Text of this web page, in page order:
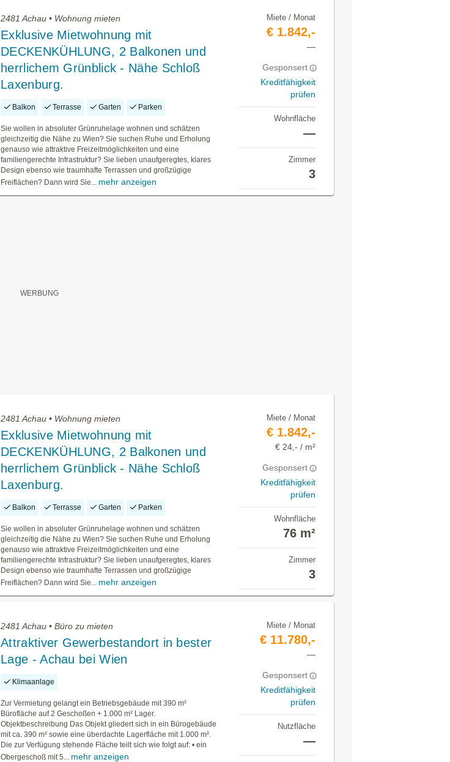
2481 Achau • Wohnung mieten
Exklusive Mietwohnung mit
DECKENKÜHLUNG, 2 Balkonen und
herrlichem Grünblick - Nähe Schloß
Laxenburg.
Balkon Terrasse Garten Parken
Sie wollen in absoluter Grünruhelage wohnen und schätzen
gleichzeitig die Nähe zu Wien? Sie suchen Ruhe und Erholung
genauso wie attraktive Freizeitmöglichkeiten und eine
familiengerechte Infrastruktur? Sie lieben unaufgeregtes, klares
Design ebenso wie traumhafte Terrassen und großzügige
Freiflächen? Dann wird Sie... mehr anzeigen
Miete / Monat
€ 1.842,-
—
Gesponsert
Kreditfähigkeit
prüfen
Wohnfläche
—
Zimmer
3
2481 Achau • Wohnung mieten
Exklusive Mietwohnung mit
DECKENKÜHLUNG, 2 Balkonen und
herrlichem Grünblick - Nähe Schloß
Laxenburg.
Balkon Terrasse Garten Parken
Sie wollen in absoluter Grünruhelage wohnen und schätzen
gleichzeitig die Nähe zu Wien? Sie suchen Ruhe und Erholung
genauso wie attraktive Freizeitmöglichkeiten und eine
familiengerechte Infrastruktur? Sie lieben unaufgeregtes, klares
Design ebenso wie traumhafte Terrassen und großzügige
Freiflächen? Dann wird Sie... mehr anzeigen
Miete / Monat
€ 1.842,-
€ 24,- / m²
Gesponsert
Kreditfähigkeit
prüfen
Wohnfläche
76 m²
Zimmer
3
2481 Achau • Büro zu mieten
Attraktiver Gewerbestandort in bester
Lage - Achau bei Wien
Klimaanlage
Zur Vermietung gelangt ein Betriebsgebäude mit 390 m²
Bürofläche auf 2 Geschoßen + 1.000 m² Lager.
Objektbeschreibung Das Objekt gliedert sich in ein Bürogebäude
mit ca. 390 m² sowie eine überdachte Lagerfläche mit 1.000 m².
Die zur Verfügung stehende Fläche teilt sich wie folgt auf: • ein
Obergeschoß mit 5... mehr anzeigen
Miete / Monat
€ 11.780,-
—
Gesponsert
Kreditfähigkeit
prüfen
Nutzfläche
—